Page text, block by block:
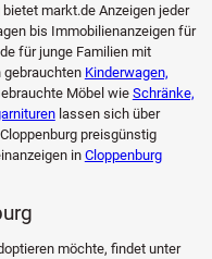
bietet markt.de Anzeigen jeder
bis Immobilienanzeigen für
für junge Familien mit
gebrauchten Kinderwagen,
Möbel wieSchränke,
lassen sich über
preisgünstig
in Cloppenburg
möchte, findet unter